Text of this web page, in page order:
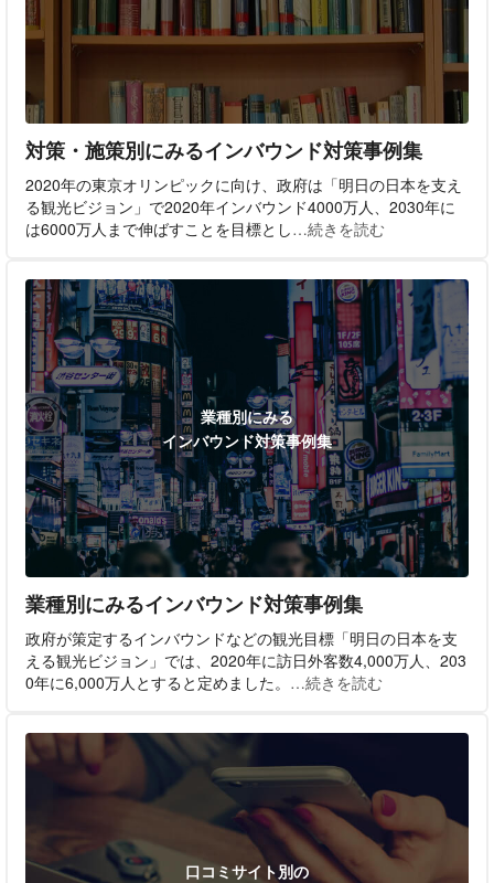
対策・施策別にみるインバウンド対策事例集
2020年の東京オリンピックに向け、政府は「明日の日本を支え
る観光ビジョン」で2020年インバウンド4000万人、2030年に
は6000万人まで伸ばすことを目標とし…続きを読む
業種別にみる
インバウンド対策事例集
業種別にみるインバウンド対策事例集
政府が策定するインバウンドなどの観光目標「明日の日本を支
える観光ビジョン」では、2020年に訪日外客数4,000万人、203
0年に6,000万人とすると定めました。 …続きを読む
口コミサイト別の